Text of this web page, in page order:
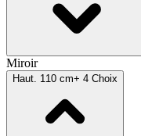
Miroir
Haut. 110 cm+ 4 Choix